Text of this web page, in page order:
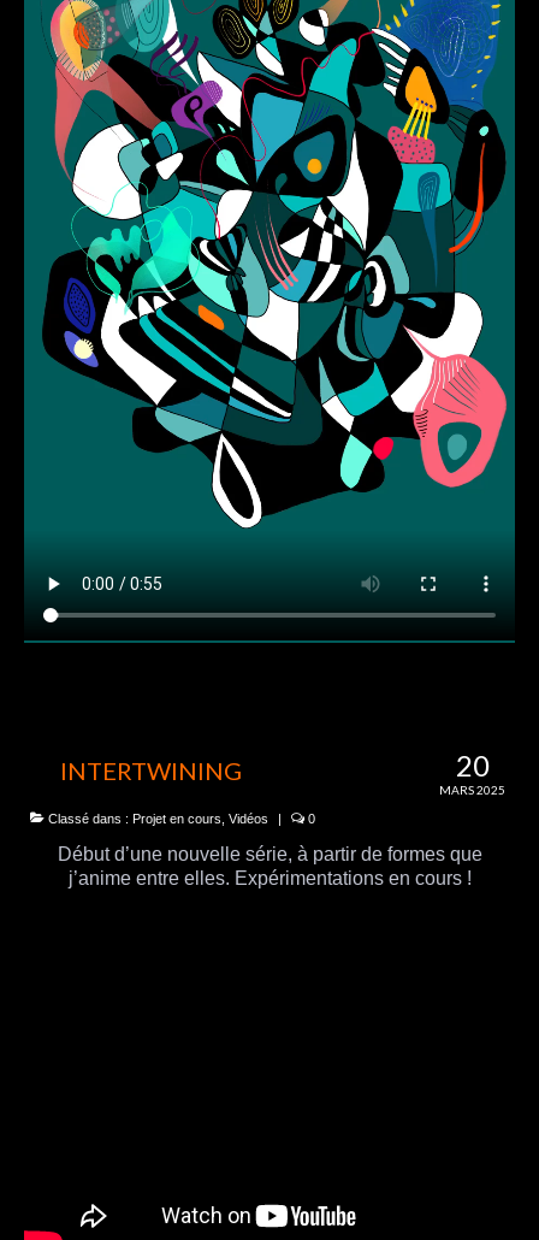
20
MARS 2025
INTERTWINING
Classé dans : Projet en cours, Vidéos 0
Début d’une nouvelle série, à partir de formes que
j’anime entre elles. Expérimentations en cours !